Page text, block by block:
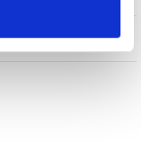
AL iap